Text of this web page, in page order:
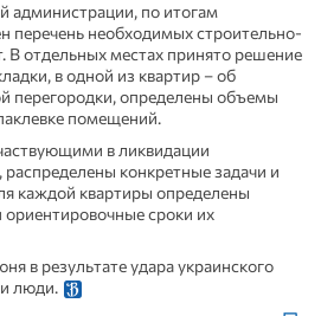
администрации, по итогам
перечень необходимых строительно-
В отдельных местах принято решение
в одной из квартир – об
перегородки, определены объемы
помещений.
в ликвидации
конкретные задачи и
каждой квартиры определены
сроки их
в результате удара украинского
люди.